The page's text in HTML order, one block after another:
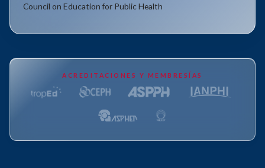
Council on Education for Public Health
ACREDITACIONES Y MEMBRESÍAS